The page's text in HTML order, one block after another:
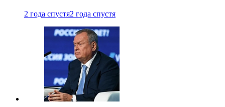
2 года спустя2 года спустя